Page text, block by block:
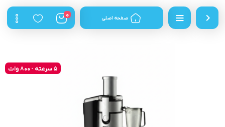
صفحه اصلی 0
5 سرعته - 800 وات